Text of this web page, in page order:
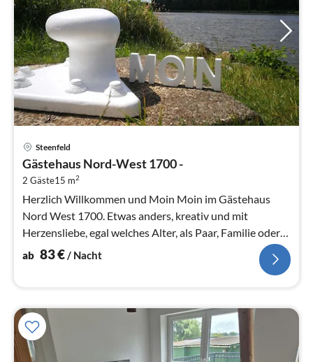
Steenfeld
Gästehaus Nord-West 1700 -
2 Gäste15 m2
Herzlich Willkommen und Moin Moin im Gästehaus
Nord West 1700. Etwas anders, kreativ und mit
Herzensliebe, egal welches Alter, als Paar, Familie oder
Gruppe bieten wir euch die id...
ab 83€/ Nacht